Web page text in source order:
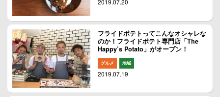
2019.07.20
フライドポテトってこんなオシャレな
のか！フライドポテト専門店「The
Happy’s Potato」がオープン！
グルメ 地域
2019.07.19